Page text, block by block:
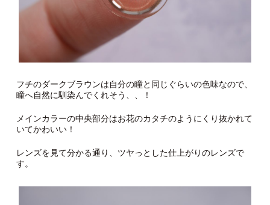
フチのダークブラウンは自分の瞳と同じぐらいの色味なので、
瞳へ自然に馴染んでくれそう、、！
メインカラーの中央部分はお花のカタチのようにくり抜かれて
いてかわいい！
レンズを見て分かる通り、ツヤっとした仕上がりのレンズで
す。